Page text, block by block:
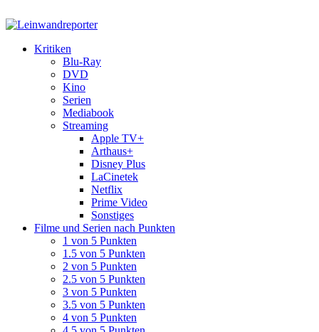
Kritiken
Blu-Ray
DVD
Kino
Serien
Mediabook
Streaming
Apple TV+
Arthaus+
Disney Plus
LaCinetek
Netflix
Prime Video
Sonstiges
Filme und Serien nach Punkten
1 von 5 Punkten
1.5 von 5 Punkten
2 von 5 Punkten
2.5 von 5 Punkten
3 von 5 Punkten
3.5 von 5 Punkten
4 von 5 Punkten